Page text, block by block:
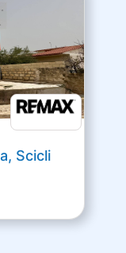
Scicli